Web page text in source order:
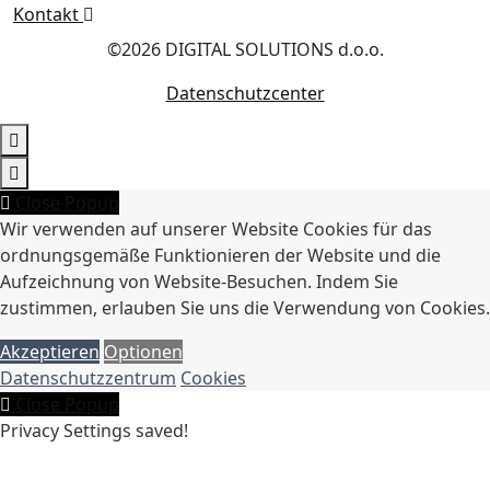
Kontakt
©2026 DIGITAL SOLUTIONS d.o.o.
Datenschutzcenter
Wir verwenden auf unserer Website Cookies für das
ordnungsgemäße Funktionieren der Website und die
Aufzeichnung von Website-Besuchen. Indem Sie
zustimmen, erlauben Sie uns die Verwendung von Cookies.
Akzeptieren Optionen
Datenschutzzentrum Cookies
Privacy Settings saved!